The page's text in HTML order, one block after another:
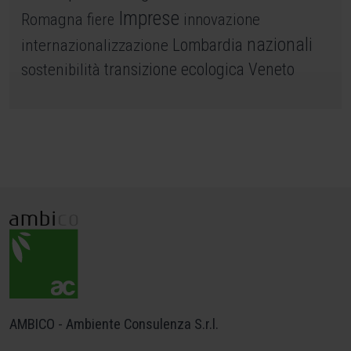
Romagna fiere Imprese innovazione
internazionalizzazione Lombardia nazionali
sostenibilità transizione ecologica Veneto
AMBICO - Ambiente Consulenza S.r.l.